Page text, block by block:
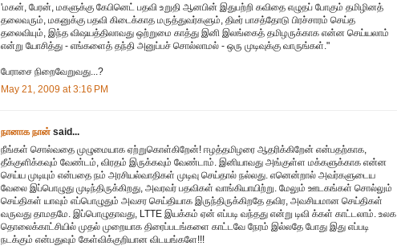
'மகன், பேரன், மகளுக்கு கேபினெட் பதவி உறுதி ஆனபின் இதுபற்றி கவிதை எழுதப் போகும் தமிழினத்
தலைவரும், மகனுக்கு பதவி கிடைக்காத மருத்துவர்களும், திடீர் பாசத்தோடு பிரச்சாரம் செய்த
தலைவியும், இந்த விஷயத்திலாவது ஒற்றுமை காத்து இனி இலங்கைத் தமிழருக்காக என்ன செய்யலாம்
என்று யோசித்து - எங்களைத் தந்தி அனுப்பச் சொல்லாமல் - ஒரு முடிவுக்கு வாருங்கள்."
பேராசை நிறைவேறுவது...?
May 21, 2009 at 3:16 PM
நானாக நான் said...
நீங்கள் சொல்வதை முழுமையாக ஏற்றுகொள்கிறேன்! ஈழத்தமிழரை ஆதரிக்கிறேன் என்பதற்காக,
தீக்குளிக்கவும் வேண்டம், விரதம் இருக்கவும் வேண்டாம். இனியாவது அங்குள்ள மக்களுக்காக என்ன
செய்ய முடியும் என்பதை நம் அரசியல்வாதிகள் முடிவு செய்தால் நல்லது. எனென்றால் அவர்களுடைய
வேலை இப்பொழுது முடிந்திருக்கிறது, அவரவர் பதவிகள் வாங்கியாயிற்று. மேலும் ஊடகங்கள் சொல்லும்
செய்திகள் யாவும் எப்பொழுதும் அவசர செய்தியாக இருந்திருக்கிறதே தவிர, அவசியமான செய்திகள்
வருவது தாமதமே. இப்பொழுதாவது, LTTE இயக்கம் ஏன் எப்படி வந்தது என்று டிவி க்கள் காட்டலாம். உலக
தொலைக்காட்சியில் முதல் முறையாக திரைப்படங்களை காட்டவே நேரம் இல்லதே போது இது எப்படி
நடக்கும் என்பதுவும் கேள்விக்குறியான விடயங்களே!!!